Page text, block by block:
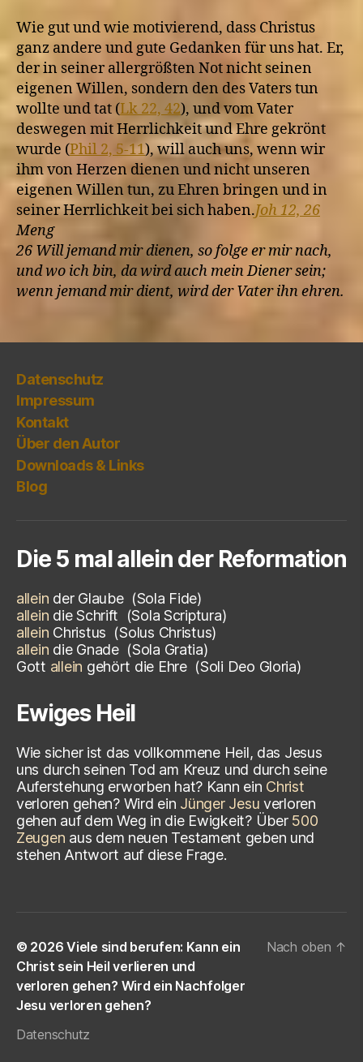
Wie gut und wie motivierend, dass Christus
ganz andere und gute Gedanken für uns hat. Er,
der in seiner allergrößten Not nicht seinen
eigenen Willen, sondern den des Vaters tun
wollte und tat (Lk 22, 42), und vom Vater
deswegen mit Herrlichkeit und Ehre gekrönt
wurde (Phil 2, 5-11), will auch uns, wenn wir
ihm von Herzen dienen und nicht unseren
eigenen Willen tun, zu Ehren bringen und in
seiner Herrlichkeit bei sich haben.Joh 12, 26
Meng
26 Will jemand mir dienen, so folge er mir nach,
und wo ich bin, da wird auch mein Diener sein;
wenn jemand mir dient, wird der Vater ihn ehren.
Datenschutz
Impressum
Kontakt
Über den Autor
Downloads & Links
Blog
Die 5 mal allein der Reformation
allein der Glaube (Sola Fide)
allein die Schrift
(Sola Scriptura)
allein Christus (Solus Christus)
allein die Gnade (Sola Gratia)
Gott allein gehört die Ehre (Soli Deo Gloria)
Ewiges Heil
Wie sicher ist das vollkommene Heil, das Jesus
uns durch seinen Tod am Kreuz und durch seine
Auferstehung erworben hat? Kann ein Christ
verloren gehen? Wird ein Jünger Jesu verloren
gehen auf dem Weg in die Ewigkeit? Über 500
Zeugen aus dem neuen Testament geben und
stehen Antwort auf diese Frage.
© 2026Viele sind berufen: Kann ein
Christ sein Heil verlieren und
verloren gehen? Wird ein Nachfolger
Jesu verloren gehen?
Datenschutz
Nach oben ↑